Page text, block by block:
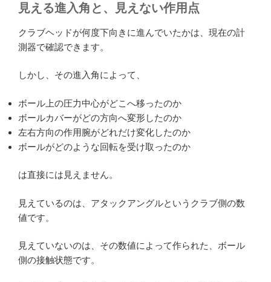
見える進入角と、見えない作用点
クラブヘッドが何度下向きに進んでいたかは、現在の計
測器で確認できます。
しかし、その進入角によって、
ボール上の圧力中心がどこへ移ったのか
ボールカバーがどの方向へ変形したのか
左右方向の作用腕がどれだけ変化したのか
ボールがどのような回転を受け取ったのか
は直接には見えません。
見えているのは、アタックアングルというクラブ側の数
値です。
見えていないのは、その数値によって作られた、ボール
側の接触状態です。